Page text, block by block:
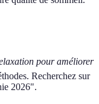
pour améliorer
Recherchez sur
2026".